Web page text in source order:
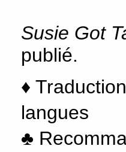
Susie Got
publié.
♦
langues
♣